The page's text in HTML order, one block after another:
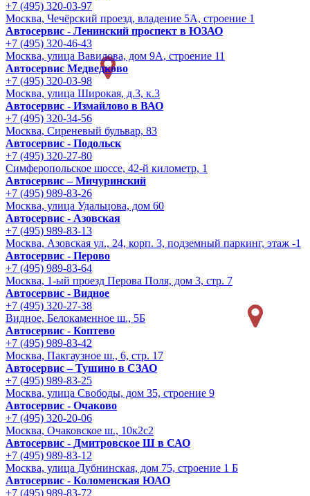
+7 (495) 320-03-97
Москва, Чечёрский проезд, владение 5А, строение 1
Автосервис - Ленинский проспект в ЮЗАО
+7 (495) 320-46-43
Москва, улица Вавилова, дом 9A, строение 11
Автосервис Медведково
+7 (495) 320-03-98
Москва, улица Широкая, д.3, к.3
Автосервис - Измайлово в ВАО
+7 (495) 320-34-56
Москва, Сиреневый бульвар, 83
Автосервис - Подольск
+7 (495) 320-27-80
Симферопольское шоссе, 42-й километр, 1
Автосервис – Мичуринский
+7 (495) 989-83-26
Москва, улица Удальцова, дом 60
Автосервис - Азовская
+7 (495) 989-83-13
Москва, Азовская ул., 24, корп. 3, подземный паркинг, этаж -1
Автосервис - Перово
+7 (495) 989-83-64
Москва, 1-ый проезд Перова Поля, дом 3, стр. 7
Автосервис - Видное
+7 (495) 320-27-38
Видное, Белокаменное ш., 5Б
Автосервис - Коптево
+7 (495) 989-83-42
Москва, Пакгаузное ш., 6, стр. 17
Автосервис – Тушино в СЗАО
+7 (495) 989-83-25
Москва, улица Свободы, дом 35, строение 9
Автосервис - Очаково
+7 (495) 320-20-06
Москва, Очаковское ш., 10к2с2
Автосервис - Дмитровское Ш в САО
+7 (495) 989-83-12
Москва, улица Дубнинская, дом 75, строение 1 Б
Автосервис - Коломенская ЮАО
+7 (495) 989-83-72